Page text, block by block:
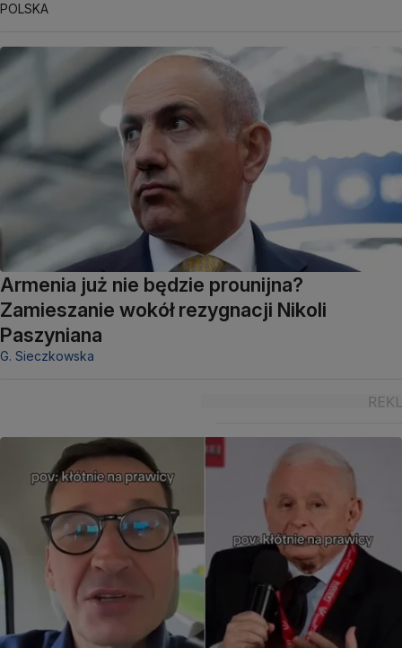
POLSKA
Armenia już nie będzie prounijna?
Zamieszanie wokół rezygnacji Nikoli
Paszyniana
G. Sieczkowska